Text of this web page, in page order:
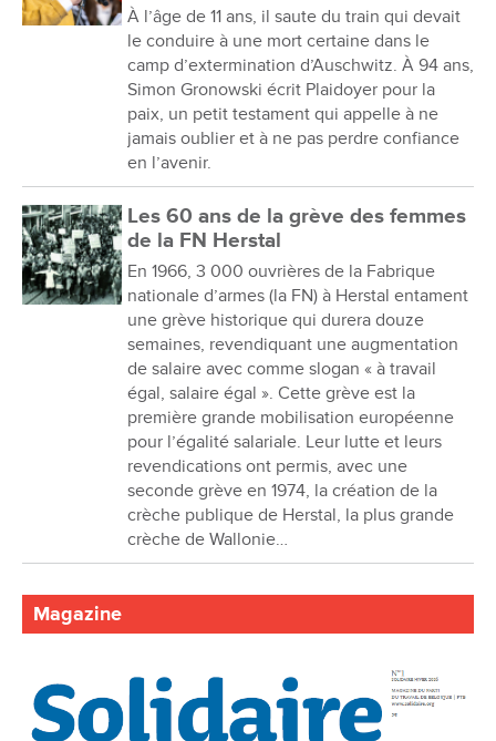
À l’âge de 11 ans, il saute du train qui devait
le conduire à une mort certaine dans le
camp d’extermination d’Auschwitz. À 94 ans,
Simon Gronowski écrit Plaidoyer pour la
paix, un petit testament qui appelle à ne
jamais oublier et à ne pas perdre confiance
en l’avenir.
Les 60 ans de la grève des femmes
de la FN Herstal
En 1966, 3 000 ouvrières de la Fabrique
nationale d’armes (la FN) à Herstal entament
une grève historique qui durera douze
semaines, revendiquant une augmentation
de salaire avec comme slogan « à travail
égal, salaire égal ». Cette grève est la
première grande mobilisation européenne
pour l’égalité salariale. Leur lutte et leurs
revendications ont permis, avec une
seconde grève en 1974, la création de la
crèche publique de Herstal, la plus grande
crèche de Wallonie…
Magazine